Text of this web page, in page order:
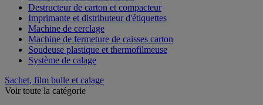
Banderoleuse et film étirable
Destructeur de carton et compacteur
Imprimante et distributeur d'étiquettes
Machine de cerclage
Machine de fermeture de caisses carton
Soudeuse plastique et thermofilmeuse
Sachet, film bulle et calage